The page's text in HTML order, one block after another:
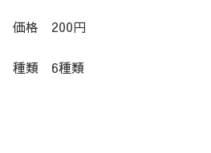
価格 200円
種類 6種類